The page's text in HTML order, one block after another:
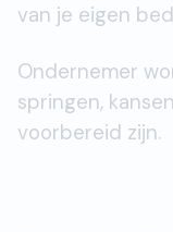
van je eigen
Ondernemer
springen,
voorbereid zijn.